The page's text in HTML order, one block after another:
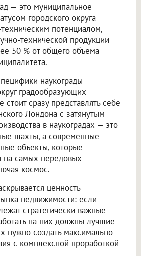
— это муниципальное
городского округа
потенциалом,
технической продукции
50 % от общего объема
наукограды
градообразующих
стоит сразу представлять себе
Лондона с затянутым
в наукоградах — это
шахты, а современные
объекты, которые
на самых передовых
космос.
ценность
недвижимости: если
стратегически важные
на них должны лучшие
нужно создать максимально
с комплексной проработкой